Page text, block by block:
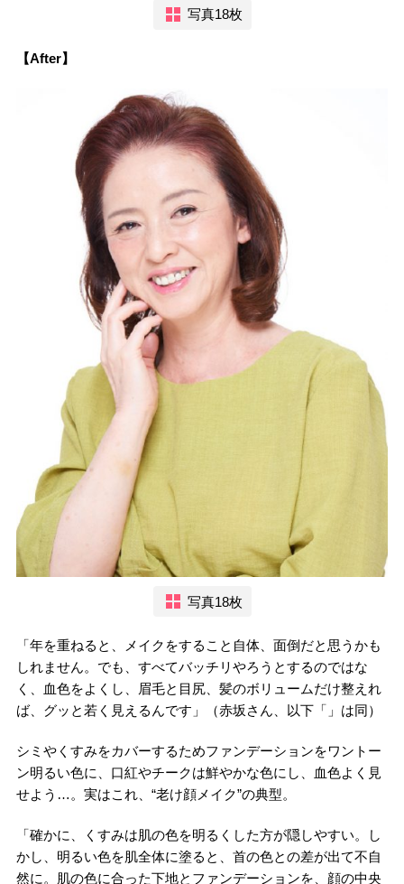
写真18枚
【After】
写真18枚
「年を重ねると、メイクをすること自体、面倒だと思うかも
しれません。でも、すべてバッチリやろうとするのではな
く、血色をよくし、眉毛と目尻、髪のボリュームだけ整えれ
ば、グッと若く見えるんです」（赤坂さん、以下「」は同）
シミやくすみをカバーするためファンデーションをワントー
ン明るい色に、口紅やチークは鮮やかな色にし、血色よく見
せよう…。実はこれ、“老け顔メイク”の典型。
「確かに、くすみは肌の色を明るくした方が隠しやすい。し
かし、明るい色を肌全体に塗ると、首の色との差が出て不自
然に。肌の色に合った下地とファンデーションを、顔の中央